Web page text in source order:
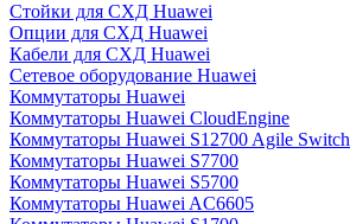
Стойки для СХД Huawei
Опции для СХД Huawei
Кабели для СХД Huawei
Сетевое оборудование Huawei
Коммутаторы Huawei
Коммутаторы Huawei CloudEngine
Коммутаторы Huawei S12700 Agile Switch
Коммутаторы Huawei S7700
Коммутаторы Huawei S5700
Коммутаторы Huawei AC6605